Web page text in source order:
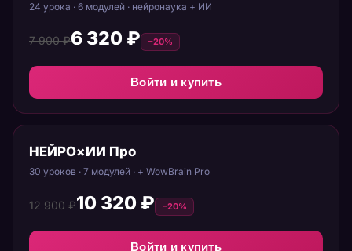
24 урока · 6 модулей · нейронаука + ИИ
7 900 ₽6 320 ₽ −20%
Войти и купить
НЕЙРО×ИИ Про
30 уроков · 7 модулей · + WowBrain Pro
12 900 ₽10 320 ₽ −20%
Войти и купить